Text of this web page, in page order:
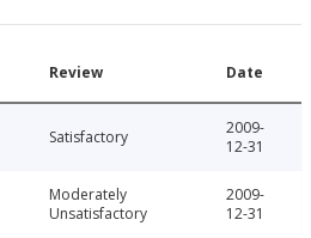
Review Date
Satisfactory
2009-
12-31
Moderately
Unsatisfactory
2009-
12-31